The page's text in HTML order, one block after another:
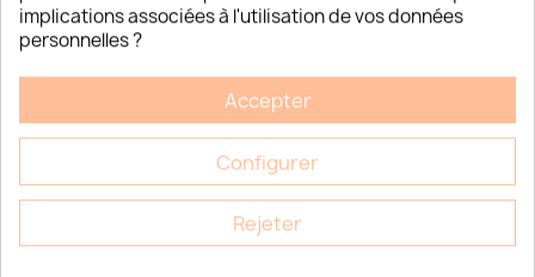
implications associées à l'utilisation de vos données
personnelles ?
Accepter
Configurer
Rejeter